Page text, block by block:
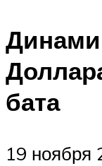
бата
19 ноября